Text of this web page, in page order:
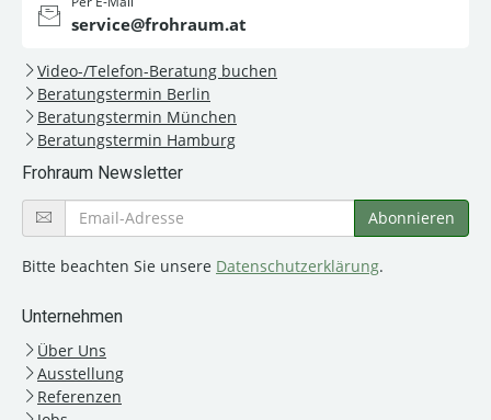
service@frohraum.at
Video-/Telefon-Beratung buchen
Beratungstermin Berlin
Beratungstermin München
Beratungstermin Hamburg
Frohraum Newsletter
Bitte beachten Sie unsere Datenschutzerklärung.
Unternehmen
Über Uns
Ausstellung
Referenzen